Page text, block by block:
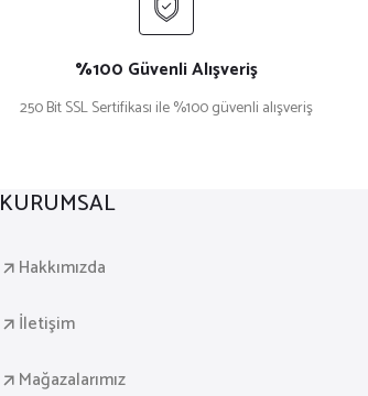
%100 Güvenli Alışveriş
250 Bit SSL Sertifikası ile %100 güvenli alışveriş
KURUMSAL
Hakkımızda
İletişim
Mağazalarımız